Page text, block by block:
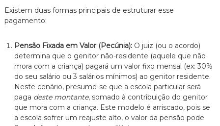
Existem duas formas principais de estruturar esse
pagamento:
Pensão Fixada em Valor (Pecúnia):O juiz (ou o acordo)
determina que o genitor não-residente (aquele que não
mora com a criança) pagará um valor fixo mensal (ex: 30%
do seu salário ou 3 salários mínimos) ao genitor residente.
Neste cenário, presume-se que a escola particular será
paga deste montante, somado à contribuição do genitor
que mora com a criança. Este modelo é arriscado, pois se
a escola sofrer um reajuste alto, o valor da pensão pode